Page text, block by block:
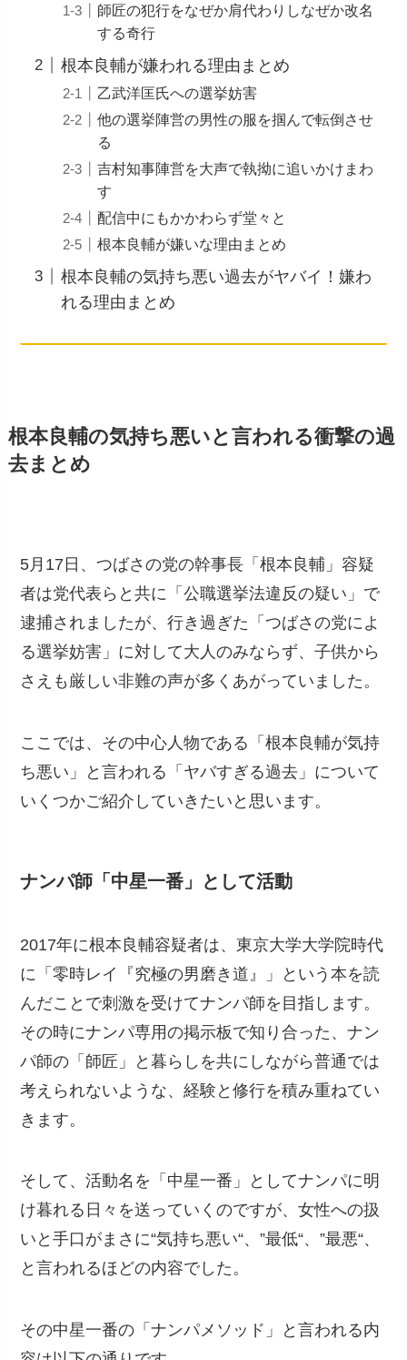
師匠の犯行をなぜか肩代わりしなぜか改名
する奇行
根本良輔が嫌われる理由まとめ
乙武洋匡氏への選挙妨害
他の選挙陣営の男性の服を掴んで転倒させ
る
吉村知事陣営を大声で執拗に追いかけまわ
す
配信中にもかかわらず堂々と
根本良輔が嫌いな理由まとめ
根本良輔の気持ち悪い過去がヤバイ！嫌わ
れる理由まとめ
根本良輔の気持ち悪いと言われる衝撃の過
去まとめ
5月17日、つばさの党の幹事長「根本良輔」容疑
者は党代表らと共に「公職選挙法違反の疑い」で
逮捕されましたが、行き過ぎた「つばさの党によ
る選挙妨害」に対して大人のみならず、子供から
さえも厳しい非難の声が多くあがっていました。
ここでは、その中心人物である「根本良輔が気持
ち悪い」と言われる「ヤバすぎる過去」について
いくつかご紹介していきたいと思います。
ナンパ師「中星一番」として活動
2017年に根本良輔容疑者は、東京大学大学院時代
に「零時レイ『究極の男磨き道』」という本を読
んだことで刺激を受けてナンパ師を目指します。
その時にナンパ専用の掲示板で知り合った、ナン
パ師の「師匠」と暮らしを共にしながら普通では
考えられないような、経験と修行を積み重ねてい
きます。
そして、活動名を「中星一番」としてナンパに明
け暮れる日々を送っていくのですが、女性への扱
いと手口がまさに“気持ち悪い“、”最低“、”最悪“、
と言われるほどの内容でした。
その中星一番の「ナンパメソッド」と言われる内